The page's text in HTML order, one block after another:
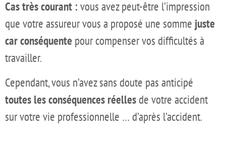
Cas très courant : vous avez peut-être l’impression
que votre assureur vous a proposé une somme juste
car conséquente pour compenser vos difficultés à
travailler.
Cependant, vous n’avez sans doute pas anticipé
toutes les conséquences réelles de votre accident
sur votre vie professionnelle … d’après l’accident.